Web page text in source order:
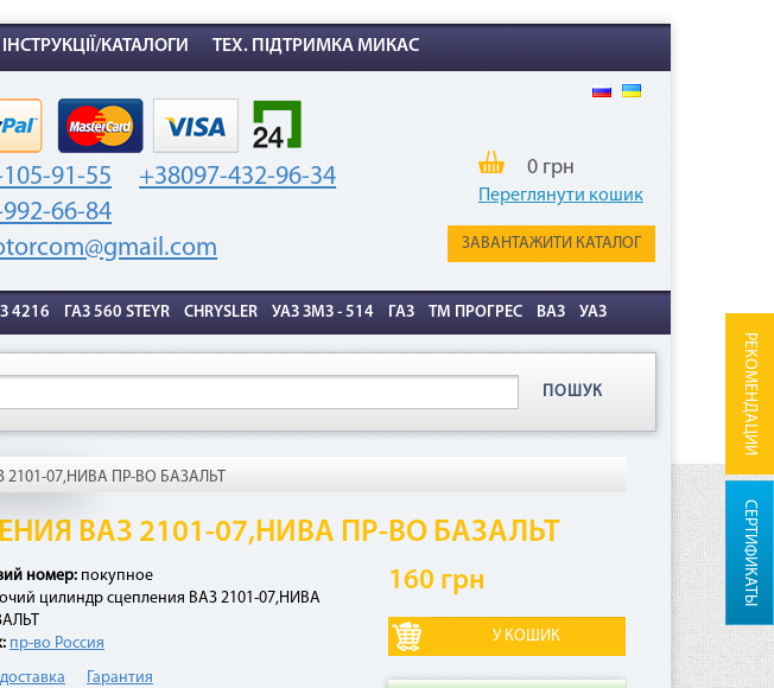
РЕКОМЕНДАЦИИ
СЕРТИФИКАТЫ
ІНСТРУКЦІЇ/КАТАЛОГИ ТЕХ. ПІДТРИМКА МИКАС
91-55
+38097-432-96-34
66-84
ЗАВАНТАЖИТИ КАТАЛОГ
0 грн
Переглянути кошик
4216 ГАЗ 560 STEYR CHRYSLER УАЗ ЗМЗ - 514 ГАЗ ТМ ПРОГРЕС ВАЗ УАЗ
ПОШУК
07,НИВА ПР-ВО БАЗАЛЬТ
ВАЗ 2101-07,НИВА ПР-ВО БАЗАЛЬТ
номер: покупное 160 грн
цилиндр сцепления ВАЗ 2101-07,НИВА
пр-во Россия
Гарантия
товара.
«Мгновенная рассрочка»
4. Каждые 30 дней с момента